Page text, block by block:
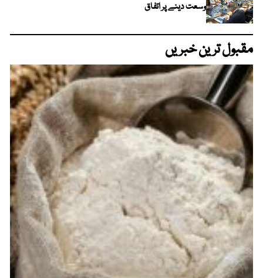
وسعت دینے پر اتفاق
مقبول ترین خبریں